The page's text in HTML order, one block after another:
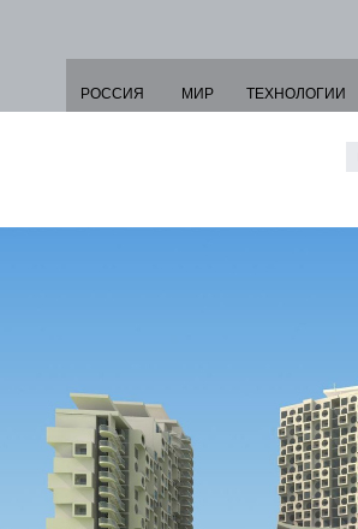
РОССИЯ МИР ТЕХНОЛОГИИ